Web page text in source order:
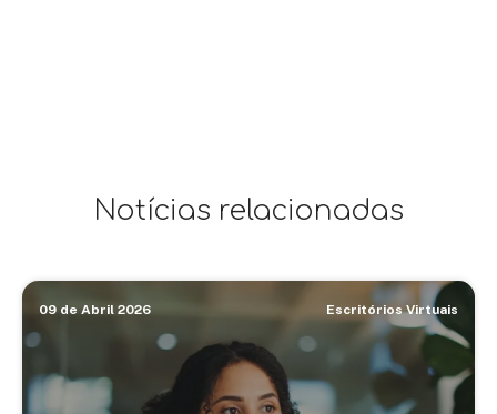
Notícias relacionadas
09 de Abril 2026 Escritórios Virtuais